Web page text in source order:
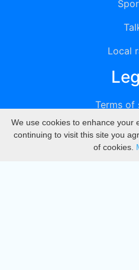
Local
Terms of
We use cookies to enhance your
continuing to visit this site you
of cookies.